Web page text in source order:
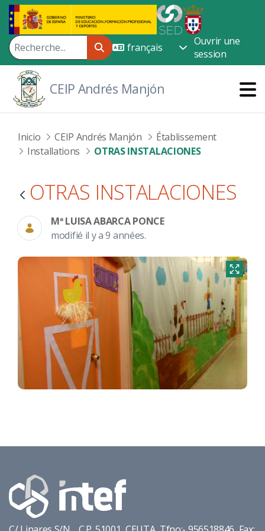
Saut au contenu principal
Ouvrir une
session
CEIP Andrés Manjón
Inicio CEIP Andrés Manjón
Établissement
Installations
OTRAS INSTALACIONES
OTRAS INSTALACIONES
Mª LUISA ABARCA PONCE
modifié il y a 9 années.